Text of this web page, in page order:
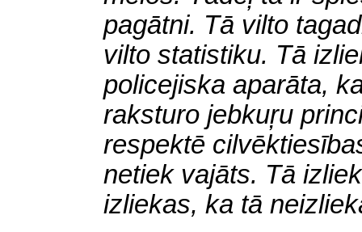
pagātni. Tā vilto
vilto statistiku. Tā
policejiska aparāta,
raksturo jebkuŗu
respektē
netiek vajāts. Tā
izliekas, ka tā